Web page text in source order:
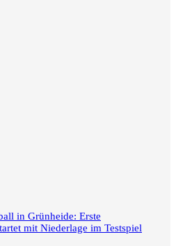
in Grünheide: Erste
mit Niederlage im Testspiel